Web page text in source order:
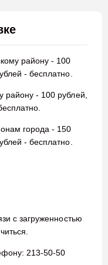
району - 100
- бесплатно.
району - 100 рублей,
города - 150
- бесплатно.
с загруженностью
213-50-50